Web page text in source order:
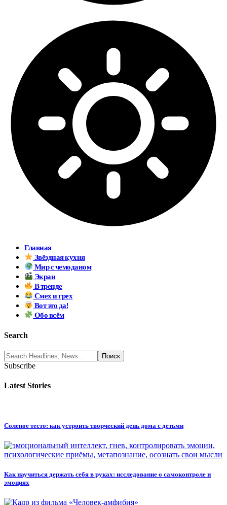
Главная
Звёздная кухня
Мир с чемоданом
Экран
В тренде
Смех и грех
Вот это да!
Обо всём
Search
Subscribe
Latest Stories
Соленое тесто: как устроить творческий день дома с детьми
Как научиться держать себя в руках: исследование о самоконтроле и
эмоциях